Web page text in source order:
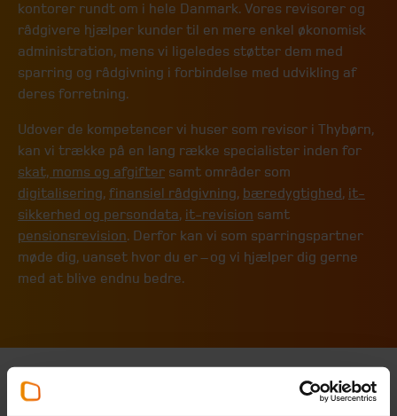
kontorer rundt om i hele Danmark. Vores revisorer og
rådgivere hjælper kunder til en mere enkel økonomisk
administration, mens vi ligeledes støtter dem med
sparring og rådgivning i forbindelse med udvikling af
deres forretning.
Udover de kompetencer vi huser som revisor i Thybørn,
kan vi trække på en lang række specialister inden for
skat, moms og afgifter samt områder som
digitalisering, finansiel rådgivning, bæredygtighed, it-
sikkerhed og persondata, it-revision samt
pensionsrevision. Derfor kan vi som sparringspartner
møde dig, uanset hvor du er – og vi hjælper dig gerne
med at blive endnu bedre.
Kontaktpartnere hos Beierholm